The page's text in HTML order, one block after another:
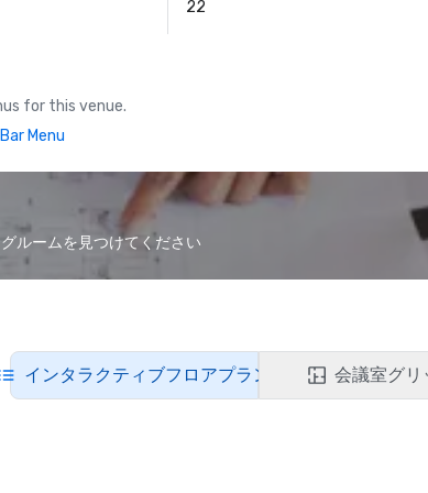
22
for this venue.
Menu
ルームを見つけてください
インタラクティブフロアプラン 会議室グリ